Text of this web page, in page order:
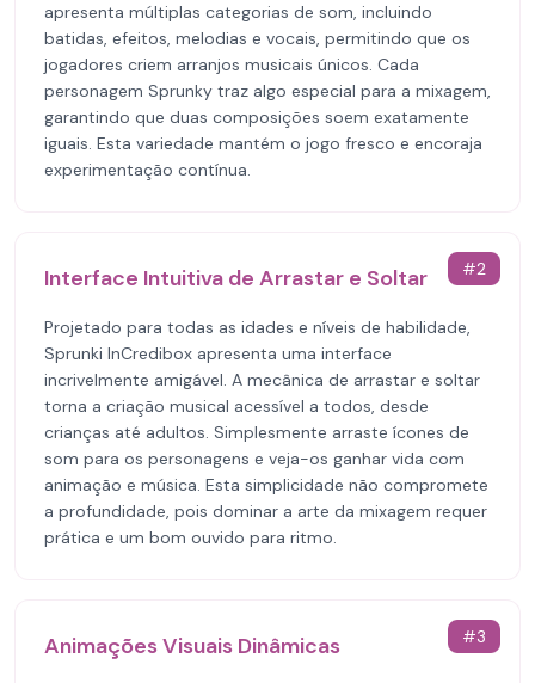
apresenta múltiplas categorias de som, incluindo
batidas, efeitos, melodias e vocais, permitindo que os
jogadores criem arranjos musicais únicos. Cada
personagem Sprunky traz algo especial para a mixagem,
garantindo que duas composições soem exatamente
iguais. Esta variedade mantém o jogo fresco e encoraja
experimentação contínua.
#2
Interface Intuitiva de Arrastar e Soltar
Projetado para todas as idades e níveis de habilidade,
Sprunki InCredibox apresenta uma interface
incrivelmente amigável. A mecânica de arrastar e soltar
torna a criação musical acessível a todos, desde
crianças até adultos. Simplesmente arraste ícones de
som para os personagens e veja-os ganhar vida com
animação e música. Esta simplicidade não compromete
a profundidade, pois dominar a arte da mixagem requer
prática e um bom ouvido para ritmo.
#3
Animações Visuais Dinâmicas